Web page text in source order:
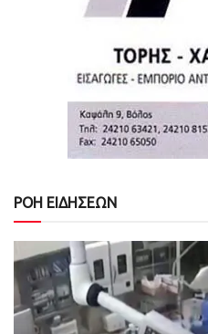
ΡΟΗ ΕΙΔΗΣΕΩΝ